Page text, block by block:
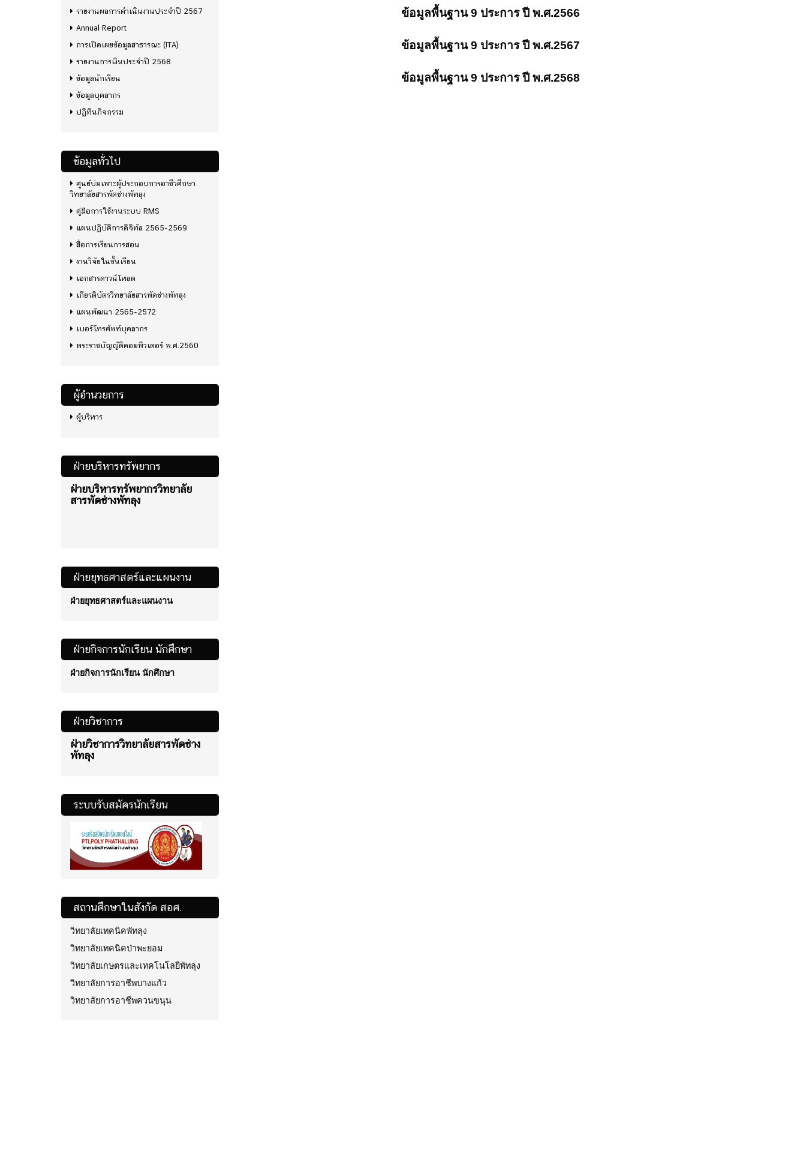
รายงานผลการดำเนินงานประจำปี 2567
Annual Report
การเปิดเผยข้อมูลสาธารณะ (ITA)
รายงานการเงินประจำปี 2568
ข้อมูลนักเรียน
ข้อมูลบุคลากร
ปฏิทินกิจกรรม
ข้อมูลทั่วไป
ศูนย์บ่มเพาะผู้ประกอบการอาชีวศึกษา
วิทยาลัยสารพัดช่างพัทลุง
คู่มือการใช้งานระบบ RMS
แผนปฏิบัติการดิจิทัล 2565-2569
สื่อการเรียนการสอน
งานวิจัยในชั้นเรียน
เอกสารดาวน์โหลด
เกียรติบัตรวิทยาลัยสารพัดช่างพัทลุง
แผนพัฒนา 2565-2572
เบอร์โทรศัพท์บุคลากร
พระราชบัญญัติคอมพิวเตอร์ พ.ศ.2560
ผู้อำนวยการ
ผู้บริหาร
ฝ่ายบริหารทรัพยากร
ฝ่ายบริหารทรัพยากรวิทยาลัย
สารพัดช่างพัทลุง
ฝ่ายยุทธศาสตร์และแผนงาน
ฝ่ายยุทธศาสตร์และแผนงาน
ฝ่ายกิจการนักเรียน นักศึกษา
ฝ่ายกิจการนักเรียน นักศึกษา
ฝ่ายวิชาการ
ฝ่ายวิชาการวิทยาลัยสารพัดช่าง
พัทลุง
ระบบรับสมัครนักเรียน
สถานศึกษาในสังกัด สอศ.
วิทยาลัยเทคนิคพัทลุง
วิทยาลัยเทคนิคป่าพะยอม
วิทยาลัยเกษตรและเทคโนโลยีพัทลุง
วิทยาลัยการอาชีพบางแก้ว
วิทยาลัยการอาชีพควนขนุน
ข้อมูลพื้นฐาน 9 ประการ ปี พ.ศ.2566
ข้อมูลพื้นฐาน 9 ประการ ปี พ.ศ.2567
ข้อมูลพื้นฐาน 9 ประการ ปี พ.ศ.2568